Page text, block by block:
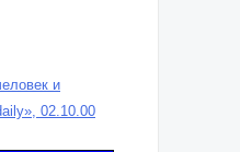
и
02.10.00